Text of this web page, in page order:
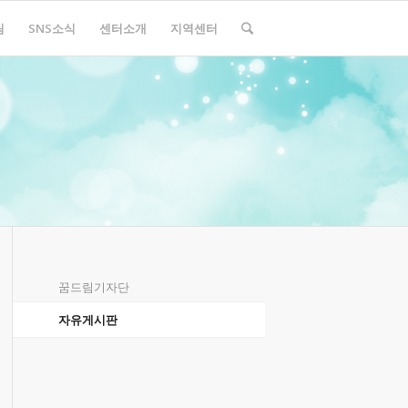
SNS소식 센터소개 지역센터
꿈드림기자단
자유게시판